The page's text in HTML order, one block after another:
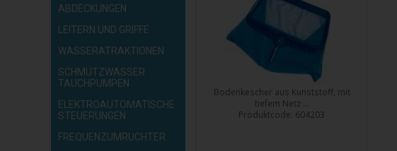
ABDECKUNGEN
LEITERN UND GRIFFE
WASSERATRAKTIONEN
SCHMUTZWASSER
TAUCHPUMPEN
ELEKTROAUTOMATISCHE
STEUERUNGEN
FREQUENZUMRUCHTER
Bodenkescher aus Kunststoff, mit
tiefem Netz ...
Produktcode: 604203